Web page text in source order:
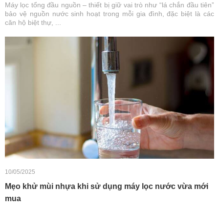
Máy lọc tổng đầu nguồn – thiết bị giữ vai trò như “lá chắn đầu tiên”
bảo vệ nguồn nước sinh hoạt trong mỗi gia đình, đặc biệt là các
căn hộ biệt thự, ...
10/05/2025
Mẹo khử mùi nhựa khi sử dụng máy lọc nước vừa mới
mua